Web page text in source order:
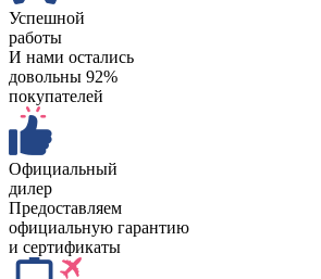
Успешной
работы
И нами остались
довольны 92%
покупателей
Официальный
дилер
Предоставляем
официальную гарантию
и сертификаты